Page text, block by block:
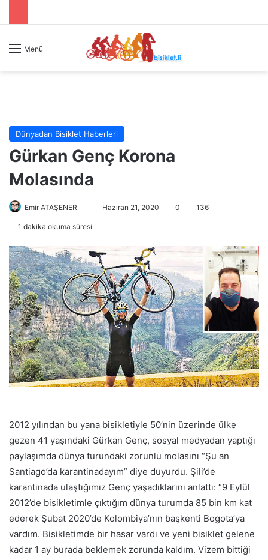
Menü
Dünyadan Bisiklet Haberleri
Gürkan Genç Korona
Molasında
Emir ATAŞENER
e
-
p
o
s
t
a
g
ö
n
r
m
e
k
Haziran 21, 2020 0 136
1 dakika okuma süresi
2012 yılından bu yana bisikletiyle 50’nin üzerinde ülke
gezen 41 yaşındaki Gürkan Genç, sosyal medyadan yaptığı
paylaşımda dünya turundaki zorunlu molasını “Şu an
Santiago’da karantinadayım” diye duyurdu. Şili’de
karantinada ulaştığımız Genç yaşadıklarını anlattı: “9 Eylül
2012’de bisikletimle çıktığım dünya turumda 85 bin km kat
ederek Şubat 2020’de Kolombiya’nın başkenti Bogota’ya
vardım. Bisikletimde bir hasar vardı ve yeni bisiklet gelene
kadar 1 ay burada beklemek zorunda kaldım. Vizem bittiği